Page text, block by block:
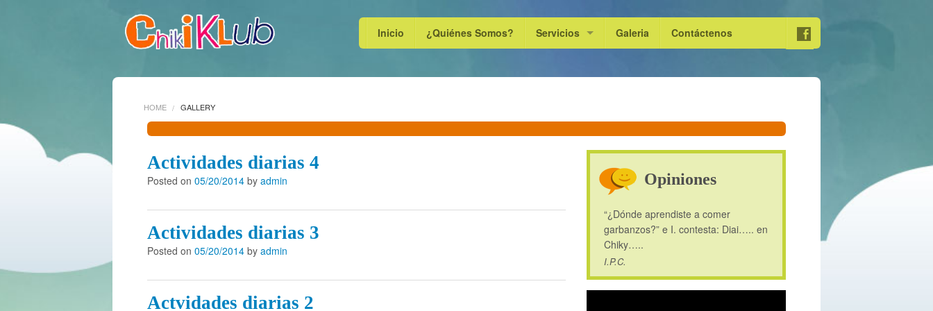
Inicio ¿Quiénes Somos? Servicios Galeria Contáctenos
HOME GALLERY
Actividades diarias 4
Posted on 05/20/2014 by admin
Actividades diarias 3
Posted on 05/20/2014 by admin
Actvidades diarias 2
Opiniones
“¿Dónde aprendiste a comer
garbanzos?” e I. contesta: Diai….. en
Chiky…..
I.P.C.